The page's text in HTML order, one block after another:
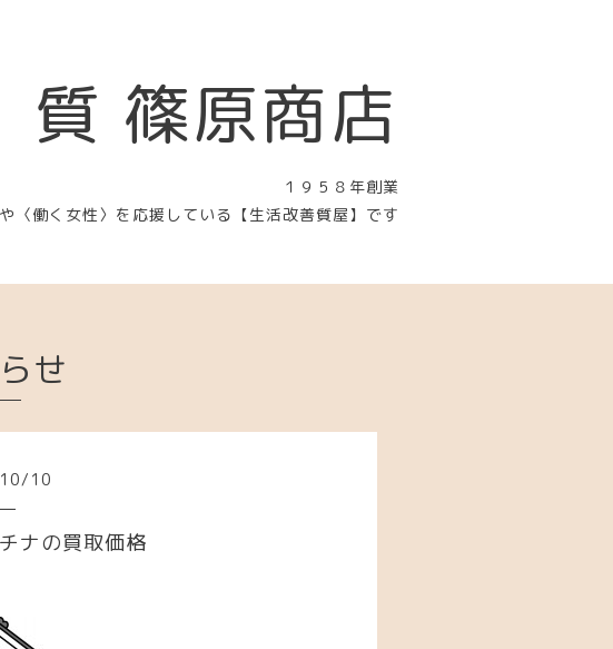
質 篠原商店
１９５８年創業
〈働く女性〉を応援している【生活改善質屋】です
せ
10/ 10
ナの買取価格